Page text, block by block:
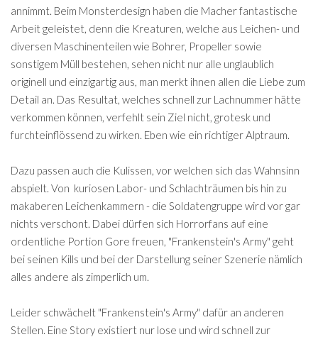
annimmt. Beim Monsterdesign haben die Macher fantastische
Arbeit geleistet, denn die Kreaturen, welche aus Leichen- und
diversen Maschinenteilen wie Bohrer, Propeller sowie
sonstigem Müll bestehen, sehen nicht nur alle unglaublich
originell und einzigartig aus, man merkt ihnen allen die Liebe zum
Detail an. Das Resultat, welches schnell zur Lachnummer hätte
verkommen können, verfehlt sein Ziel nicht, grotesk und
furchteinflössend zu wirken. Eben wie ein richtiger Alptraum.
Dazu passen auch die Kulissen, vor welchen sich das Wahnsinn
abspielt. Von kuriosen Labor- und Schlachträumen bis hin zu
makaberen Leichenkammern - die Soldatengruppe wird vor gar
nichts verschont. Dabei dürfen sich Horrorfans auf eine
ordentliche Portion Gore freuen, "Frankenstein's Army" geht
bei seinen Kills und bei der Darstellung seiner Szenerie nämlich
alles andere als zimperlich um.
Leider schwächelt "Frankenstein's Army" dafür an anderen
Stellen. Eine Story existiert nur lose und wird schnell zur